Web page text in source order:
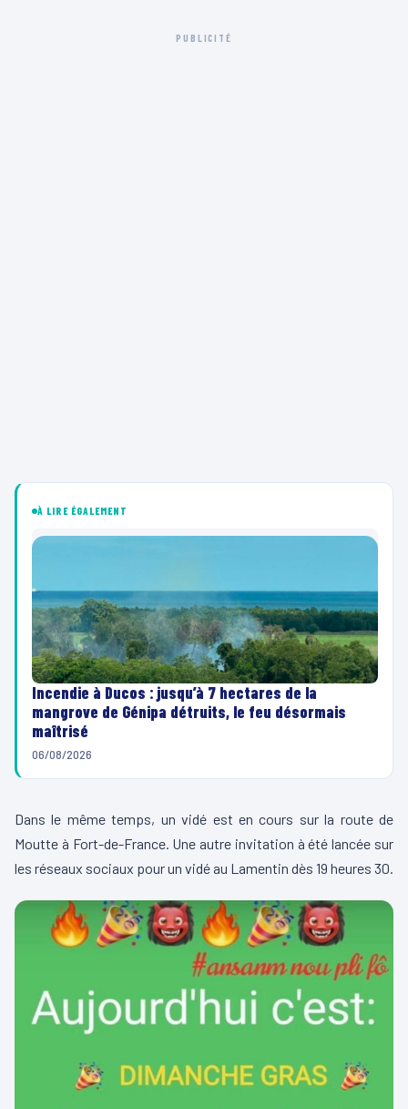
PUBLICITÉ
À LIRE ÉGALEMENT
Incendie à Ducos : jusqu’à 7 hectares de la
mangrove de Génipa détruits, le feu désormais
maîtrisé
06/08/2026
Dans le même temps, un vidé est en cours sur la route de
Moutte à Fort-de-France. Une autre invitation à été lancée sur
les réseaux sociaux pour un vidé au Lamentin dès 19 heures 30.